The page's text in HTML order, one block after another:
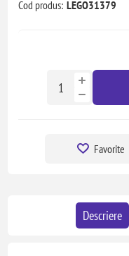
Cod produs: LEGO31379
Favorite
Descriere